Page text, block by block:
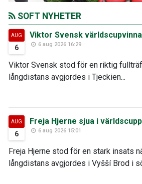
SOFT NYHETER
AUG
6
Viktor Svensk
6 aug 2026 16:29
Viktor Svensk stod för en riktig
långdistans avgjordes i Tjeckien...
AUG
6
Freja Hjerne sjua i
6 aug 2026 15:01
Freja Hjerne stod för en stark insats
långdistans avgjordes i Vyšší Brod i